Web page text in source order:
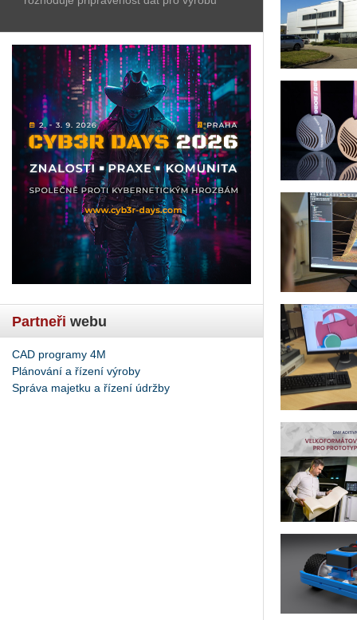
Partneři webu
CAD programy 4M
Plánování a řízení výroby
Správa majetku a řízení údržby